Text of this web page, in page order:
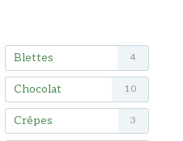
Blettes 4
Chocolat 10
Crêpes 3